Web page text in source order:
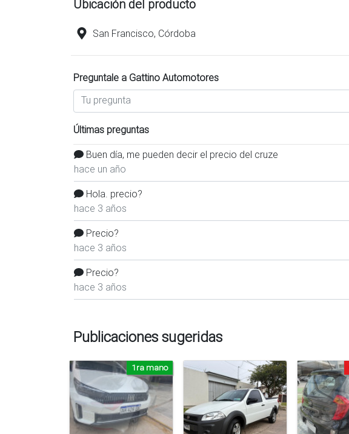
Ubicación del producto
San Francisco, Córdoba
Preguntale a Gattino Automotores
Últimas preguntas
Buen día, me pueden decir el precio del cruze
hace un año
Hola. precio?
hace 3 años
Precio?
hace 3 años
Precio?
hace 3 años
Publicaciones sugeridas
1ra mano